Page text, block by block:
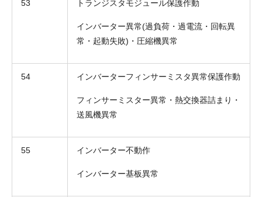
53 トランジスタモジュール保護作動
インバーター異常(過負荷・過電流・回転異
常・起動失敗)・圧縮機異常
54 インバーターフィンサーミスタ異常保護作動
フィンサーミスター異常・熱交換器詰まり・
送風機異常
55 インバーター不動作
インバーター基板異常
メール
送信する